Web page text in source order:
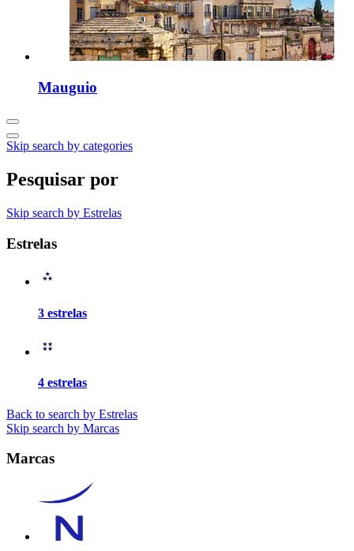
Mauguio
Skip search by categories
Pesquisar por
Skip search by Estrelas
Estrelas
3 estrelas
4 estrelas
Back to search by Estrelas
Skip search by Marcas
Marcas